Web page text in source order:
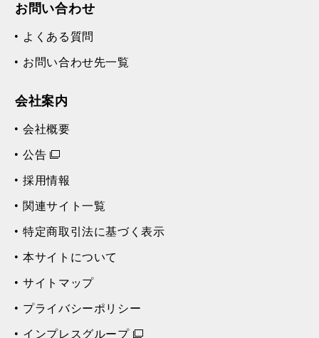
お問い合わせ
よくある質問
お問い合わせ先一覧
会社案内
会社概要
公告
採用情報
関連サイト一覧
特定商取引法に基づく表示
本サイトについて
サイトマップ
プライバシーポリシー
インプレスグループ